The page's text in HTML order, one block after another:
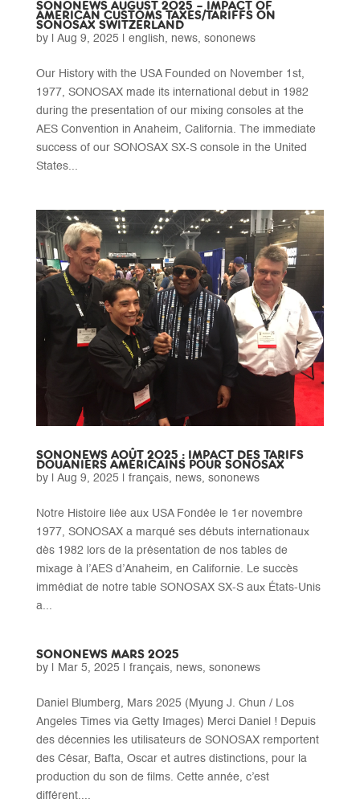
SONONEWS AUGUST 2025 – IMPACT OF
AMERICAN CUSTOMS TAXES/TARIFFS ON
SONOSAX SWITZERLAND
by Aug 9, 2025 english news, sononews
Our History with the USA Founded on November 1st,
1977, SONOSAX made its international debut in 1982
during the presentation of our mixing consoles at the
AES Convention in Anaheim, California. The immediate
success of our SONOSAX SX-S console in the United
States...
SONONEWS AOÛT 2025 : IMPACT DES TARIFS
DOUANIERS AMÉRICAINS POUR SONOSAX
by Aug 9, 2025 français, news, sononews
Notre Histoire liée aux USA Fondée le 1er novembre
1977, SONOSAX a marqué ses débuts internationaux
dès 1982 lors de la présentation de nos tables de
mixage à l’AES d’Anaheim, en Californie. Le succès
immédiat de notre table SONOSAX SX-S aux États-Unis
a...
SONONEWS MARS 2025
by Mar 5, 2025 français, news, sononews
Daniel Blumberg, Mars 2025 (Myung J. Chun / Los
Angeles Times via Getty Images) Merci Daniel ! Depuis
des décennies les utilisateurs de SONOSAX remportent
des César, Bafta, Oscar et autres distinctions, pour la
production du son de films. Cette année, c’est
différent....